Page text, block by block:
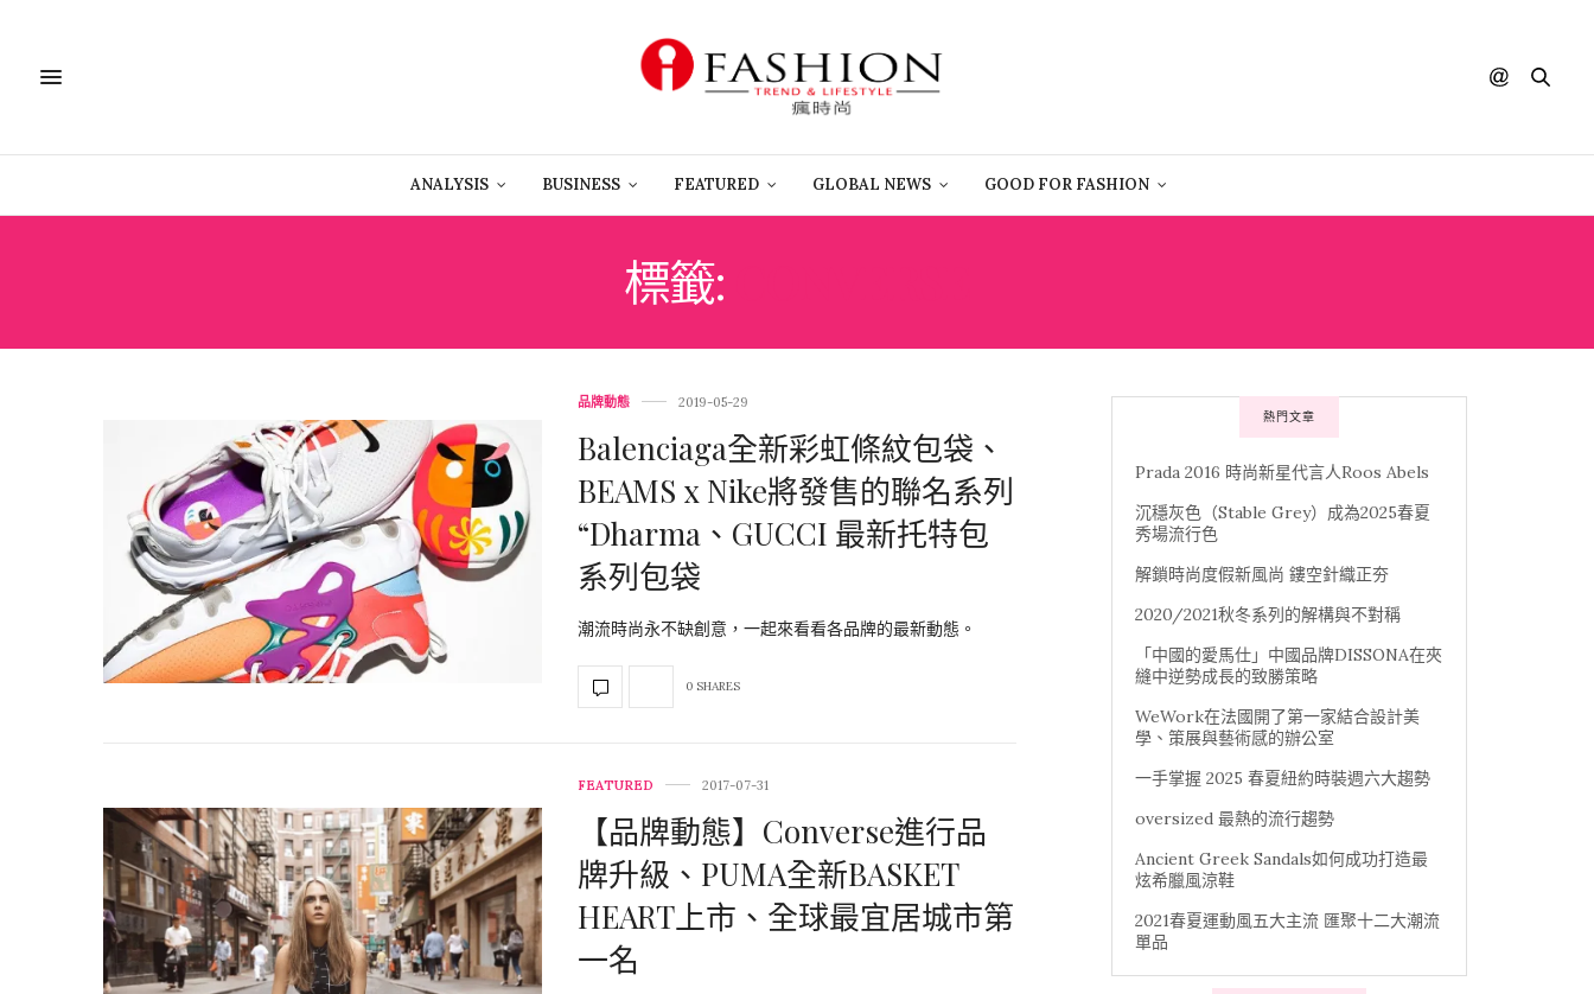
ANALYSIS BUSINESS FEATURED GLOBAL NEWS GOOD FOR FASHION
標籤:
品牌動態 2019-05-29
Balenciaga全新彩虹條紋包袋、
BEAMS x Nike將發售的聯名系列
“Dharma、GUCCI 最新托特包
系列包袋
潮流時尚永不缺創意，一起來看看各品牌的最新動態。
0 SHARES
FEATURED 2017-07-31
【品牌動態】Converse進行品
牌升級、PUMA全新BASKET
HEART上市、全球最宜居城市第
一名
熱門文章
Prada 2016 時尚新星代言人Roos Abels
沉穩灰色（Stable Grey）成為2025春夏
秀場流行色
解鎖時尚度假新風尚 鏤空針織正夯
2020/2021秋冬系列的解構與不對稱
「中國的愛馬仕」中國品牌DISSONA在夾
縫中逆勢成長的致勝策略
WeWork在法國開了第一家結合設計美
學、策展與藝術感的辦公室
一手掌握 2025 春夏紐約時裝週六大趨勢
oversized 最熱的流行趨勢
Ancient Greek Sandals如何成功打造最
炫希臘風涼鞋
2021春夏運動風五大主流 匯聚十二大潮流
單品